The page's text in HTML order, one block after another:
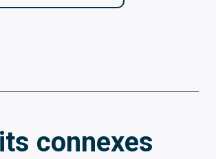
connexes